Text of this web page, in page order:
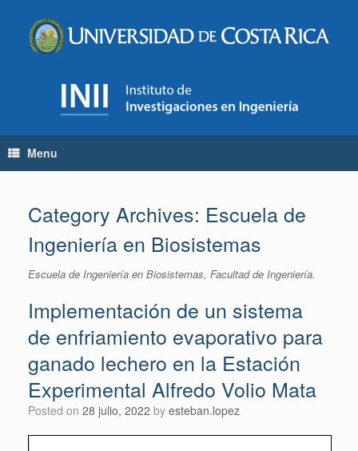
content
Menu
Category Archives: Escuela de
Ingeniería en Biosistemas
Escuela de Ingeniería en Biosistemas, Facultad de Ingeniería.
Implementación de un sistema
de enfriamiento evaporativo para
ganado lechero en la Estación
Experimental Alfredo Volio Mata
Posted on 28 julio, 2022 by esteban.lopez